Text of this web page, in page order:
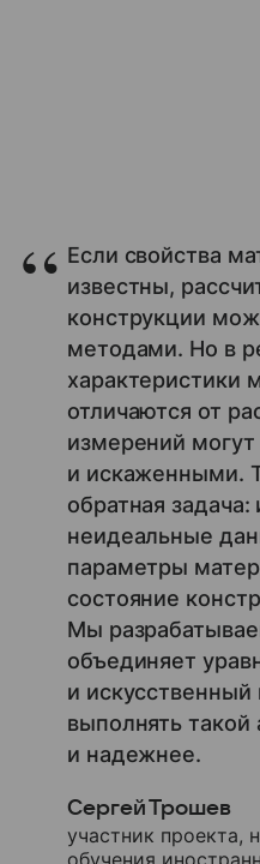
Если свойства
известны,
конструкции
методами. Но в
характеристики
отличаются от
измерений
и искаженными.
обратная
неидеальные
параметры
состояние
Мы
объединяет
и искусственный
выполнять такой
и надежнее.
Сергей Трошев
участник проекта,